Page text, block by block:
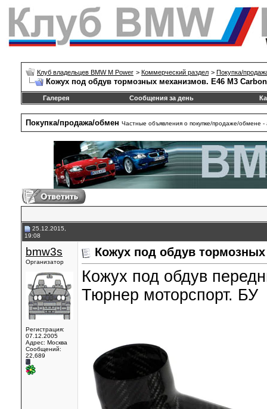
Клуб владельцев BMW M Power > Коммерческий раздел > Покупка/
Кожух под обдув тормозных механизмов. E46 M3
Галерея Сообщения за день
Покупка/продажа/обмен Частные объявления о покупке/продаже/обмене
25.12.2015,
19:08
bmw3s
Организатор
Регистрация:
07.12.2005
Адрес: Москва
Сообщений:
22,689
Кожух под обдув
Кожух под обдув
Тюрнер моторспорт. БУ